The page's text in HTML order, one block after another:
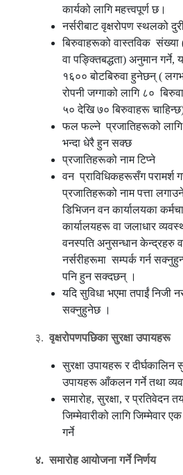
कार्यको लागि महत्त्वपूर्ण छ।
नर्सरीबाट वृक्षरोपण स्थलको
बिरुवाहरूको वास्तविक संख्या
वा पङ्क्तिबद्धता) अनुमान
१६०० बोटबिरुवा हुनेछन् (
रोपनी जग्गाको लागि ८०
५० देखि ७० बिरुवाहरू
फल फल्ने प्रजातिहरूको लागि
भन्दा धेरै हुन सक्छ
प्रजातिहरूको नाम टिप्ने
वन प्राविधिकहरूसँग परामर्श
प्रजातिहरूको नाम पत्ता
डिभिजन वन कार्यालयका
कार्यालयहरू वा जलाधार
वनस्पति अनुसन्धान केन्द्रहरु
नर्सरीहरूमा सम्पर्क गर्न
पनि हुन सक्दछन् ।
यदि सुविधा भएमा तपाईं निजी
सक्नुहुनेछ ।
३.वृक्षरोपणपछिका सुरक्षा उपायहरू
सुरक्षा उपायहरू र दीर्घकालिन
उपायहरू आँकलन गर्ने तथा
समारोह, सुरक्षा, र प्रतिवेदन
जिम्मेवारीको लागि जिम्मेवार
गर्ने
४. समारोह आयोजना गर्ने निर्णय